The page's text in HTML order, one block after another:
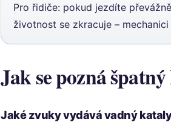
Pro řidiče: pokud jezdíte
životnost se zkracuje –
Jak se pozná
Jaké zvuky vydává vadný